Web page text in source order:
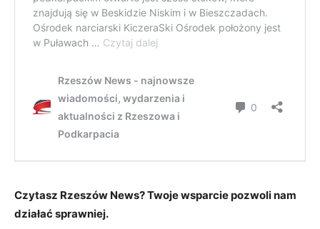
Czytasz Rzeszów News? Twoje wsparcie pozwoli nam
działać sprawniej.